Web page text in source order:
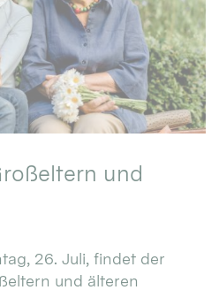
und
26. Juli, findet der
und älteren